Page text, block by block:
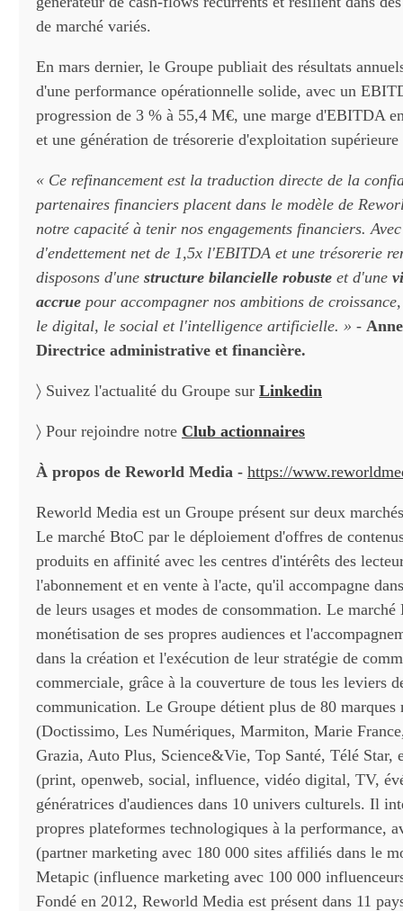
de marché variés.
En mars dernier, le Groupe publiait des résultats
d'une performance opérationnelle solide, avec un
progression de 3 % à 55,4 M€, une marge d'EBITDA
et une génération de trésorerie d'exploitation
« Ce refinancement est la traduction directe de la
partenaires financiers placent dans le modèle de
notre capacité à tenir nos engagements financiers.
d'endettement net de 1,5x l'EBITDA et une trésorerie
disposons d'une structure bilancielle robuste et d'une
accrue pour accompagner nos ambitions de
le digital, le social et l'intelligence artificielle. » -
Directrice administrative et financière.
〉 Suivez l'actualité du Groupe sur Linkedin
〉 Pour rejoindre notre Club actionnaires
À propos de Reworld Media - https://
Reworld Media est un Groupe présent sur deux
Le marché BtoC par le déploiement d'offres de
produits en affinité avec les centres d'intérêts des
l'abonnement et en vente à l'acte, qu'il accompagne
de leurs usages et modes de consommation. Le
monétisation de ses propres audiences et
dans la création et l'exécution de leur stratégie de
commerciale, grâce à la couverture de tous les leviers
communication. Le Groupe détient plus de 80 marques
(Doctissimo, Les Numériques, Marmiton, Marie
Grazia, Auto Plus, Science&Vie, Top Santé, Télé Star,
(print, openweb, social, influence, vidéo digital, TV,
génératrices d'audiences dans 10 univers culturels. Il
propres plateformes technologiques à la performance,
(partner marketing avec 180 000 sites affiliés dans le
Metapic (influence marketing avec 100 000
Fondé en 2012, Reworld Media est présent dans 11